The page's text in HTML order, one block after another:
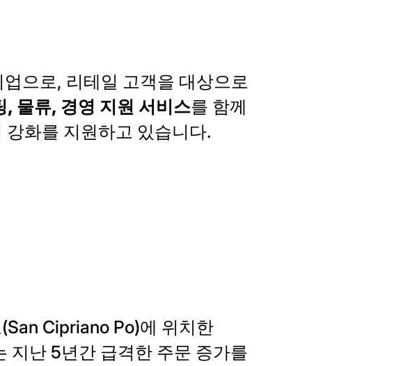
으로, 리테일 고객을 대상으로
, 물류, 경영 지원 서비스를 함께
화를 지원하고 있습니다.
Cipriano Po)에 위치한
지난 5년간 급격한 주문 증가를